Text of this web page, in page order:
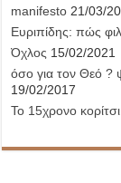
manifesto 21/03/
Ευριπίδης: πώς
Όχλος 15/02/2021
όσο για τον Θεό
19/02/2017
Το 15χρονο κορίτσι